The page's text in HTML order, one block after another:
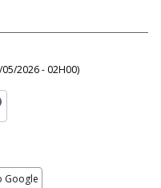
2026 - 02H00)
Google